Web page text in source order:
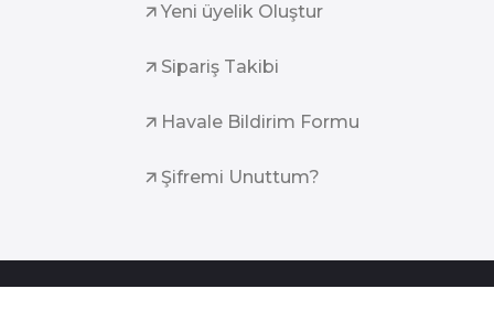
Yeni üyelik Oluştur
Sipariş Takibi
Havale Bildirim Formu
Şifremi Unuttum?